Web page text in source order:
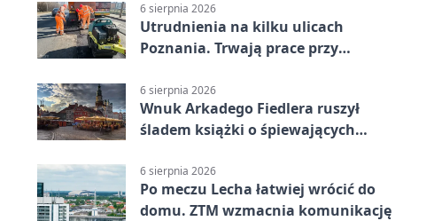
6 sierpnia 2026
Utrudnienia na kilku ulicach
Poznania. Trwają prace przy
6 sierpnia 2026
Wnuk Arkadego Fiedlera ruszył
śladem książki o śpiewających
6 sierpnia 2026
Po meczu Lecha łatwiej wrócić do
domu. ZTM wzmacnia komunikację